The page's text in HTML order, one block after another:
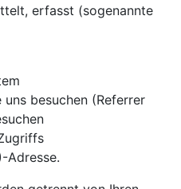
erfasst (sogenannte
besuchen (Referrer
Adresse.